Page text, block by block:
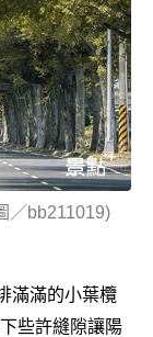
／bb211019)
滿滿的小葉欖
些許縫隙讓陽